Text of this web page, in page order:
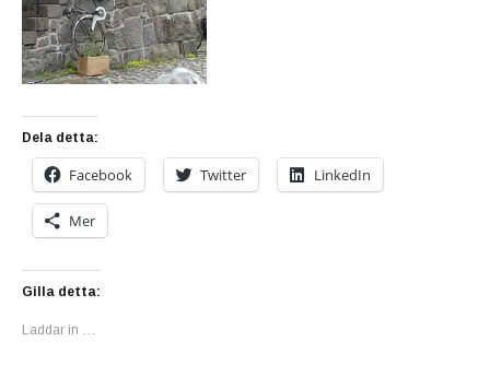
Dela detta:
Facebook Twitter LinkedIn
Mer
Gilla detta:
Laddar in …